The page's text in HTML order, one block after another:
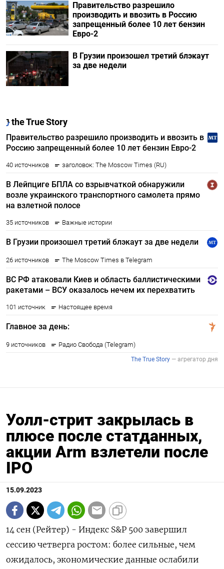
Правительство разрешило
производить и ввозить в Россию
запрещенный более 10 лет бензин
Евро-2
В Грузии произошел третий блэкаут
за две недели
Уолл-стрит закрылась в
плюсе после статданных,
акции Arm взлетели после
IPO
15.09.2023
14 сен (Рейтер) - Индекс S&P 500 завершил
сессию четверга ростом: более сильные, чем
ожидалось, экономические данные ослабили